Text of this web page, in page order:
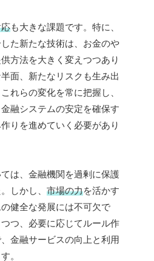
も大きな課題です。特に、
た新たな技術は、お金のや
方法を大きく変えつつあり
面、新たなリスクも生み出
れらの変化を常に把握し、
融システムの安定を確保す
りを進めていく必要があり
は、金融機関を過剰に保護
しかし、 市場の力を活かす
健全な発展には不可欠で
つ、必要に応じてルール作
金融サービスの向上と利用
。